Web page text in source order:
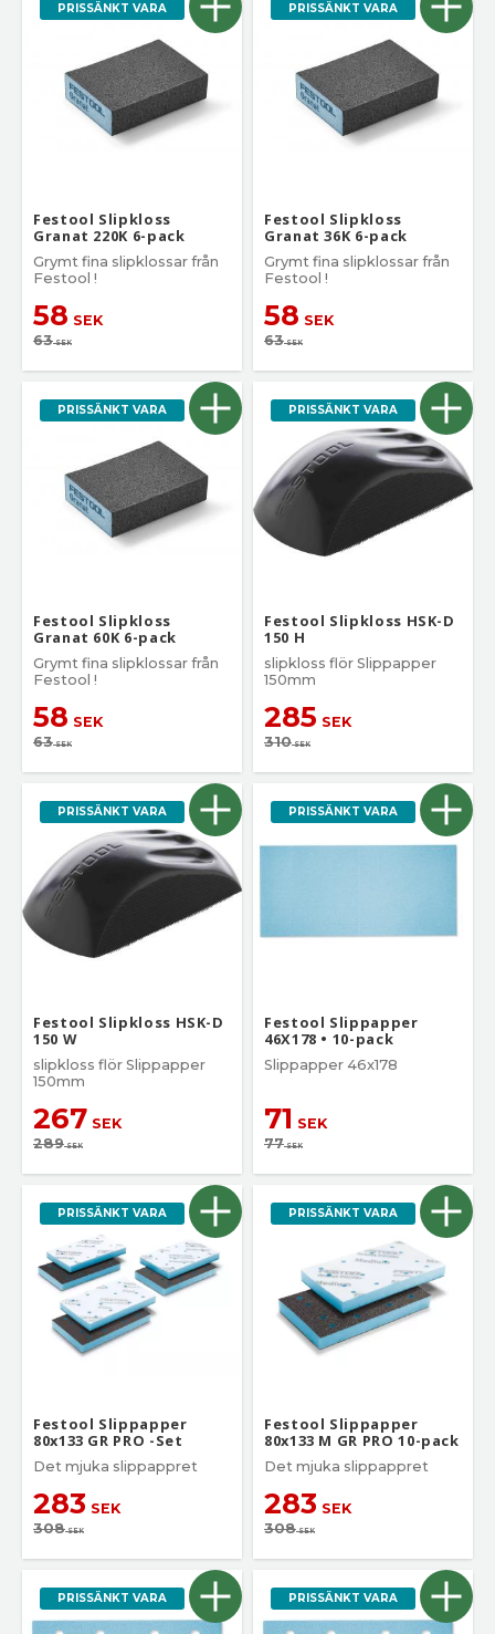
Festool Slipkloss
Granat 220K 6-pack
Grymt fina slipklossar från
Festool !
58 SEK
63SEK
PRISSÄNKT VARA
Festool Slipkloss
Granat 36K 6-pack
Grymt fina slipklossar från
Festool !
58 SEK
63SEK
PRISSÄNKT VARA
Festool Slipkloss
Granat 60K 6-pack
Grymt fina slipklossar från
Festool !
58 SEK
63SEK
PRISSÄNKT VARA
Festool Slipkloss HSK-D
150 H
slipkloss flör Slippapper
150mm
285 SEK
310SEK
PRISSÄNKT VARA
Festool Slipkloss HSK-D
150 W
slipkloss flör Slippapper
150mm
267 SEK
289SEK
PRISSÄNKT VARA
Festool Slippapper
46X178 • 10-pack
Slippapper 46x178
71 SEK
77SEK
PRISSÄNKT VARA
Festool Slippapper
80x133 GR PRO -Set
Det mjuka slippappret
283 SEK
308SEK
PRISSÄNKT VARA
Festool Slippapper
80x133 M GR PRO 10-pack
Det mjuka slippappret
283 SEK
308SEK
PRISSÄNKT VARA
PRISSÄNKT VARA PRISSÄNKT VARA